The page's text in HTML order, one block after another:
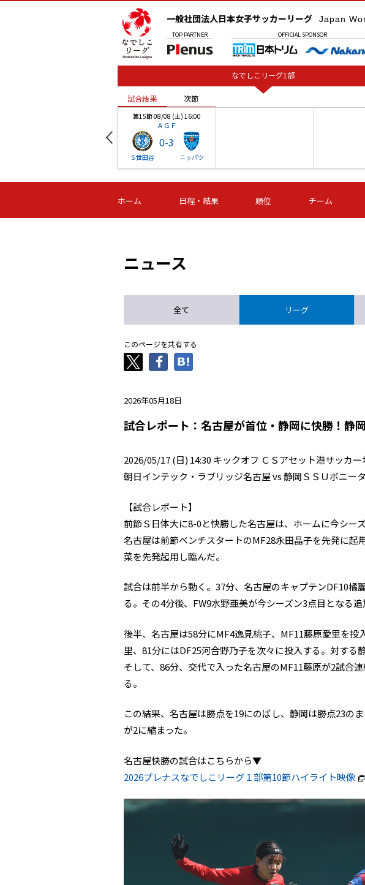
一般社団法人日本女子サッカーリーグ Japan
TOP PARTNER OFFICIAL SPONSOR
なでしこリーグ1部
試合結果 次節
第15節 08/08 (土) 16:00
ＡＧＦ
Ｓ世田谷
0-3
ニッパツ
-
第16節 09/05 (土) 15:00
ニッパツ
-
第16節 09/05 (土) 15:00
石人の星
-
第16節 09/
Ａ
-
試合結果 次節
ホーム 日程・結果 順位 チーム
ニュース
全て リーグ
このページを共有する
2026年05月18日
試合レポート：名古屋が首位・静岡に快勝！静
2026/05/17 (日) 14:30 キックオフ ＣＳアセット港サッカー
朝日インテック・ラブリッジ名古屋 vs 静岡ＳＳＵボニータ
【試合レポート】
前節Ｓ日体大に8-0と快勝した名古屋は、ホームに今シー
名古屋は前節ベンチスタートのMF28永田晶子を先発に起
菜を先発起用し臨んだ。
試合は前半から動く。37分、名古屋のキャプテンDF10橘
る。その4分後、FW9水野亜美が今シーズン3点目となる
後半、名古屋は58分にMF4逸見桃子、MF11藤原愛里を
里、81分にはDF25河合野乃子を次々に投入する。対する
そして、86分、交代で入った名古屋のMF11藤原が2試合
る。
この結果、名古屋は勝点を19にのばし、静岡は勝点23の
が2に縮まった。
名古屋快勝の試合はこちらから▼
2026プレナスなでしこリーグ１部第10節ハイライト映像